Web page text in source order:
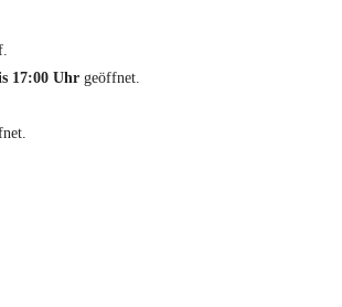
17:00 Uhr geöffnet.